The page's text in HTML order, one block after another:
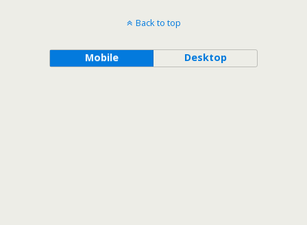
Back to top
Mobile Desktop